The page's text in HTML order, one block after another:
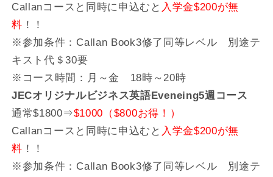
Callanコースと同時に申込むと 入学金$200が無
料 ！！
※参加条件：Callan Book3修了同等レベル 別途テ
キスト代＄30要
※コース時間：月～金 18時～20時
JECオリジナルビジネス英語Eveneing5週コース
通常$1800⇒$1000（$800お得！）
Callanコースと同時に申込むと 入学金$200が無
料 ！！
※参加条件：Callan Book3修了同等レベル 別途テ